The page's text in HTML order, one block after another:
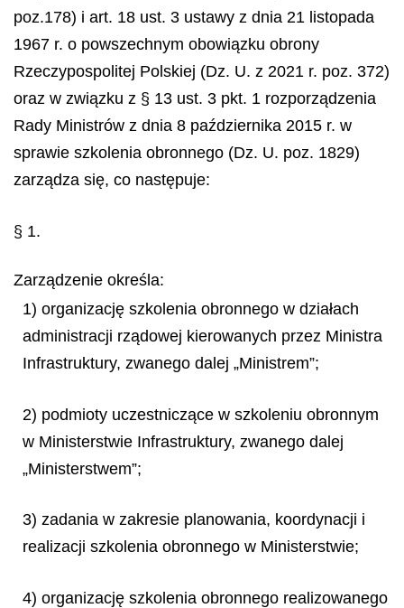
poz.178) i art. 18 ust. 3 ustawy z dnia 21 listopada
1967 r. o powszechnym obowiązku obrony
Rzeczypospolitej Polskiej (Dz. U. z 2021 r. poz. 372)
oraz w związku z § 13 ust. 3 pkt. 1 rozporządzenia
Rady Ministrów z dnia 8 października 2015 r. w
sprawie szkolenia obronnego (Dz. U. poz. 1829)
zarządza się, co następuje:
§ 1.
Zarządzenie określa:
1) organizację szkolenia obronnego w działach
administracji rządowej kierowanych przez Ministra
Infrastruktury, zwanego dalej „Ministrem”;
2) podmioty uczestniczące w szkoleniu obronnym
w Ministerstwie Infrastruktury, zwanego dalej
„Ministerstwem”;
3) zadania w zakresie planowania, koordynacji i
realizacji szkolenia obronnego w Ministerstwie;
4) organizację szkolenia obronnego realizowanego